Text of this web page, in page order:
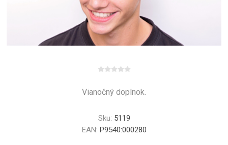
Vianočný doplnok.
Sku: 5119
EAN: P9540:000280